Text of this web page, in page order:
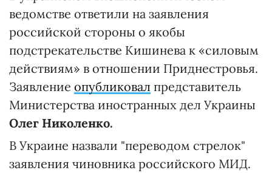
ведомстве ответили на заявления
российской стороны о якобы
подстрекательстве Кишинева к «силовым
действиям» в отношении Приднестровья.
Заявление опубликовал представитель
Министерства иностранных дел Украины
Олег Николенко.
В Украине назвали "переводом стрелок"
заявления чиновника российского МИД.